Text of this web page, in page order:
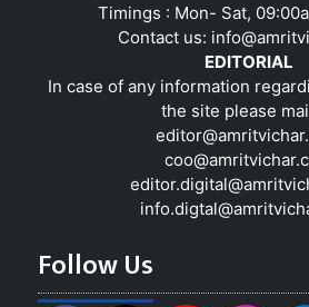
Timings : Mon- Sat,
Contact us:
EDITORIAL
In case of any information
the site please
Follow Us